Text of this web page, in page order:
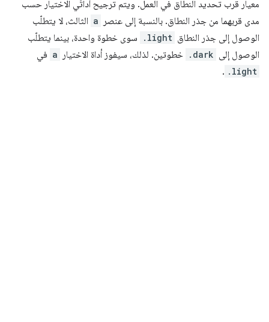
معيار قرب تحديد النطاق في العمل. ويتم ترجيح أداتَي الاختيار حسب
مدى قربهما من جذر النطاق. بالنسبة إلى عنصر
a الثالث، لا يتطلّب
الوصول إلى جذر النطاق .light
سوى خطوة واحدة، بينما يتطلّب
الوصول إلى .dark خطوتين. لذلك، سيفوز أداة الاختيار a في
.light
.